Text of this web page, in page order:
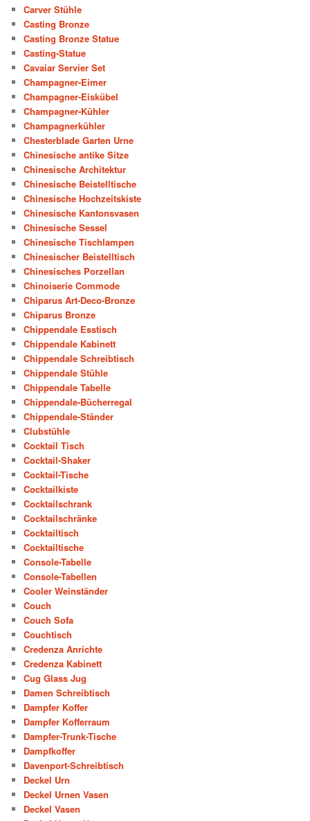
Carver Stühle
Casting Bronze
Casting Bronze Statue
Casting-Statue
Cavaiar Servier Set
Champagner-Eimer
Champagner-Eiskübel
Champagner-Kühler
Champagnerkühler
Chesterblade Garten Urne
Chinesische antike Sitze
Chinesische Architektur
Chinesische Beistelltische
Chinesische Hochzeitskiste
Chinesische Kantonsvasen
Chinesische Sessel
Chinesische Tischlampen
Chinesischer Beistelltisch
Chinesisches Porzellan
Chinoiserie Commode
Chiparus Art-Deco-Bronze
Chiparus Bronze
Chippendale Esstisch
Chippendale Kabinett
Chippendale Schreibtisch
Chippendale Stühle
Chippendale Tabelle
Chippendale-Bücherregal
Chippendale-Ständer
Clubstühle
Cocktail Tisch
Cocktail-Shaker
Cocktail-Tische
Cocktailkiste
Cocktailschrank
Cocktailschränke
Cocktailtisch
Cocktailtische
Console-Tabelle
Console-Tabellen
Cooler Weinständer
Couch
Couch Sofa
Couchtisch
Credenza Anrichte
Credenza Kabinett
Cug Glass Jug
Damen Schreibtisch
Dampfer Koffer
Dampfer Kofferraum
Dampfer-Trunk-Tische
Dampfkoffer
Davenport-Schreibtisch
Deckel Urn
Deckel Urnen Vasen
Deckel Vasen